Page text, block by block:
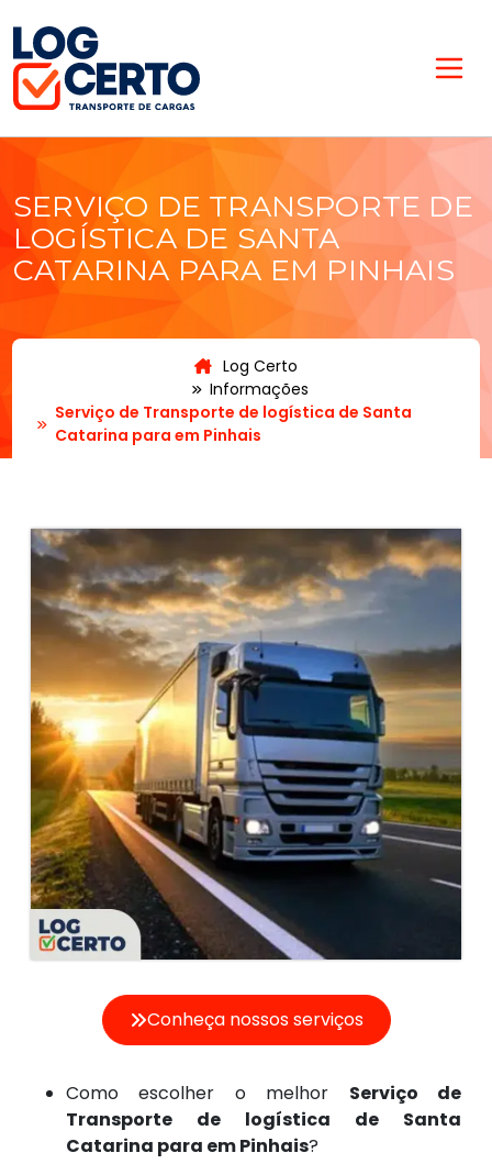
SERVIÇO DE TRANSPORTE DE
LOGÍSTICA DE SANTA
CATARINA PARA EM PINHAIS
Log Certo
Informações
Serviço de Transporte de logística de Santa
Catarina para em Pinhais
Como escolher o melhor Serviço de
Transporte de logística de Santa
Catarina para em Pinhais?
Conheça nossos serviços